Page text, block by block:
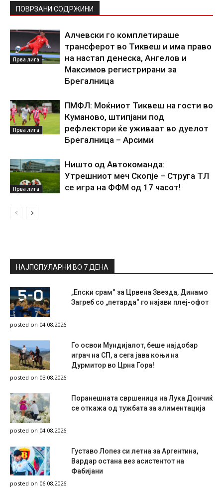
ПОВРЗАНИ СОДРЖИНИ
Прва лига
Алчевски го комплетираше
трансферот во Тиквеш и има право
на настап денеска, Ангелов и
Максимов регистрирани за
Брегалница
Прва лига
ПМФЛ: Моќниот Тиквеш на гости во
Куманово, штипјани под
рефлектори ќе уживаат во дуелот
Брегалница – Арсими
Прва лига
Ништо од Автокоманда:
Утрешниот меч Скопје – Струга ТЛ
се игра на ФФМ од 17 часот!
НАЈПОПУЛАРНИ ВО 7 ДЕНА
„Епски срам“ за Црвена Звезда, Динамо
Загреб со „петарда“ го најави плеј-офот
posted on 04.08.2026
Го освои Мундијалот, беше најдобар
играч на СП, а сега јава коњи на
Дурмитор во Црна Гора!
posted on 03.08.2026
Поранешната свршеница на Лука Дончиќ
се откажа од тужбата за алиментација
posted on 04.08.2026
Густаво Лопез си летна за Аргентина,
Вардар остана вез асистентот на
Фабијани
posted on 06.08.2026